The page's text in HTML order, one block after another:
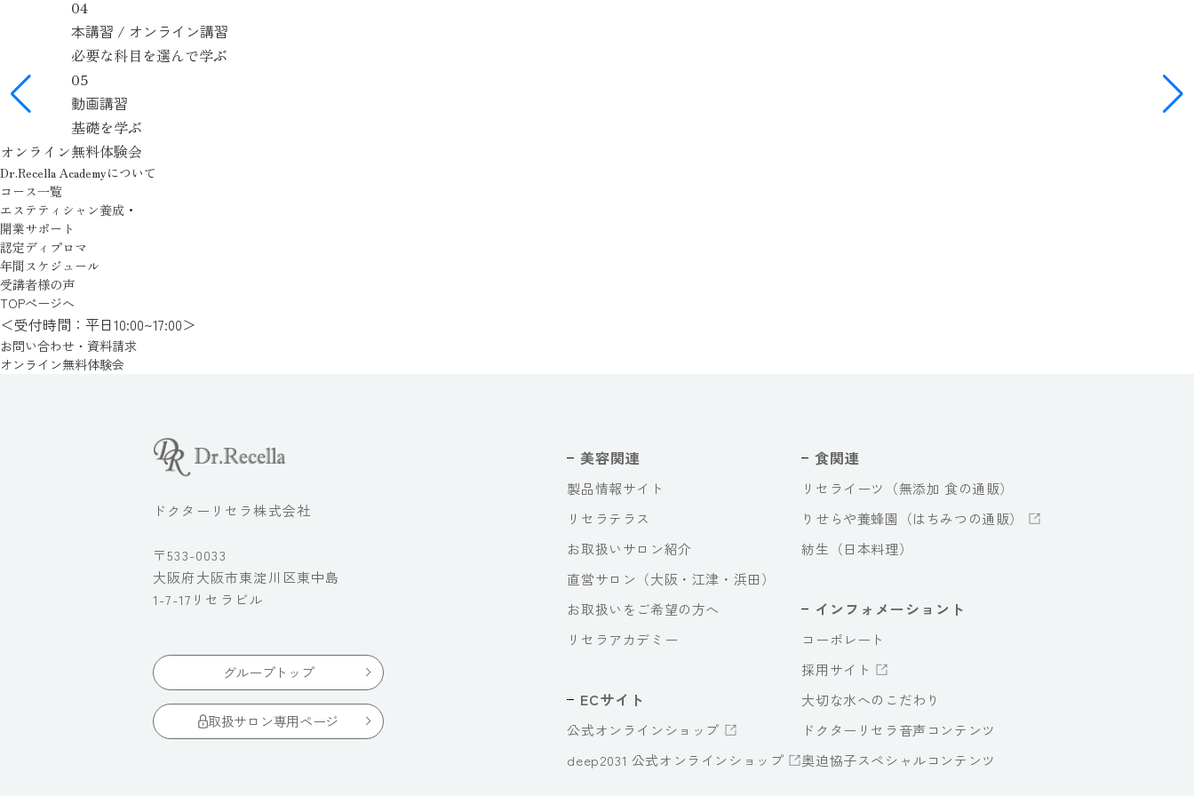
04
本講習 / オンライン講習
必要な科目を選んで学ぶ
05
動画講習
基礎を学ぶ
オンライン無料体験会
Dr.Recella Academyについて
コース一覧
エステティシャン養成・
開業サポート
認定ディプロマ
年間スケジュール
受講者様の声
TOPぺージへ
＜受付時間：平日10:00~17:00＞
お問い合わせ ・資料請求
オンライン無料体験会
ドクターリセラ株式会社
〒533-0033
大阪府大阪市東淀川区東中島
1-7-17リセラビル
グループトップ
取扱サロン専用ページ
美容関連
製品情報サイト
リセラテラス
お取扱いサロン紹介
直営サロン（大阪・江津・浜田）
お取扱いをご希望の方へ
リセラアカデミー
ECサイト
公式オンラインショップ
deep2031 公式オンラインショップ
食関連
リセライーツ（無添加 食の通販）
りせらや養蜂園（はちみつの通販）
紡生（日本料理）
インフォメーショント
コーポレート
採用サイト
大切な水へのこだわり
ドクターリセラ音声コンテンツ
奥迫協子スペシャルコンテンツ